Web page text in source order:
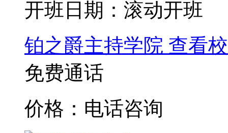
开班日期：滚动开班
铂之爵主持学院 查看
免费通话
价格：电话咨询